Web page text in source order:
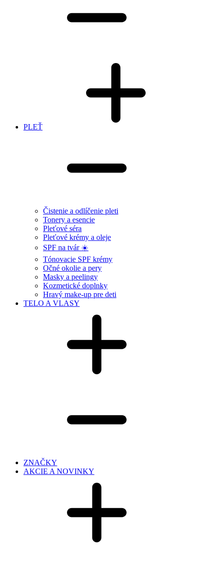
PLEŤ
Čistenie a odlíčenie pleti
Tonery a esencie
Pleťové séra
Pleťové krémy a oleje
SPF na tvár ☀️
Tónovacie SPF krémy
Očné okolie a pery
Masky a peelingy
Kozmetické doplnky
Hravý make-up pre deti
TELO A VLASY
ZNAČKY
AKCIE A NOVINKY